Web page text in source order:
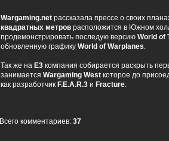
Wargaming.net рассказала прессе о своих
квадратных метров расположится в Южном
продемонстрировать последую версию World of
обновленную графику World of Warplanes.
Так же на Е3 компания собирается раскрыть
занимается Wargaming West которое до
как разработчик F.E.A.R.3 и Fracture.
Всего комментариев: 37